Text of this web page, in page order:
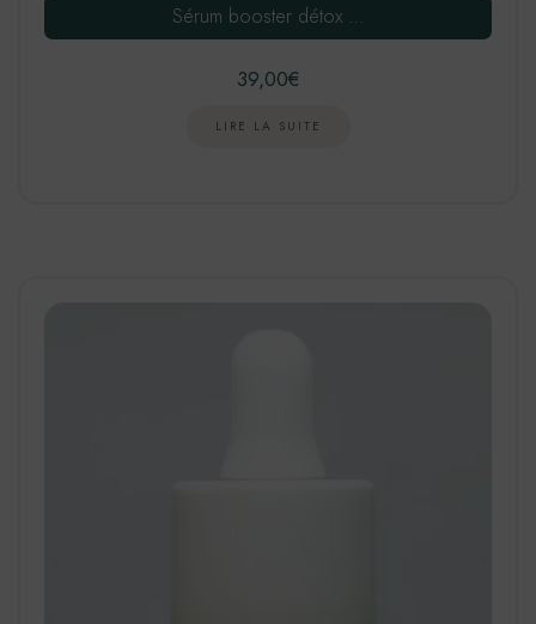
Sérum booster détox …
39,00€
LIRE LA SUITE